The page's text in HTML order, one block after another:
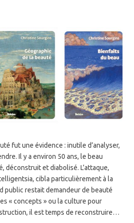
fut une évidence : inutile d’analyser,
Il y a environ 50 ans, le beau
déconstruit et diabolisé. L’attaque,
cibla particulièrement à la
public restait demandeur de beauté
« concepts » ou la culture pour
il est temps de reconstruire…